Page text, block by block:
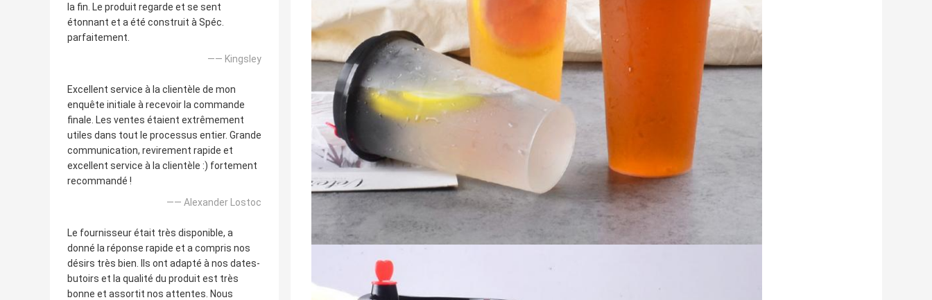
la fin. Le produit regarde et se sent
étonnant et a été construit à Spéc.
parfaitement.
—— Kingsley
Excellent service à la clientèle de mon
enquête initiale à recevoir la commande
finale. Les ventes étaient extrêmement
utiles dans tout le processus entier. Grande
communication, revirement rapide et
excellent service à la clientèle :) fortement
recommandé !
—— Alexander Lostoc
Le fournisseur était très disponible, a
donné la réponse rapide et a compris nos
désirs très bien. Ils ont adapté à nos dates-
butoirs et la qualité du produit est très
bonne et assortit nos attentes. Nous